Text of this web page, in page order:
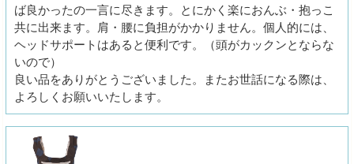
ば良かったの一言に尽きます。とにかく楽におんぶ・抱っこ
共に出来ます。肩・腰に負担がかかりません。個人的には、
ヘッドサポートはあると便利です。（頭がカックンとならな
いので）
良い品をありがとうございました。またお世話になる際は、
よろしくお願いいたします。